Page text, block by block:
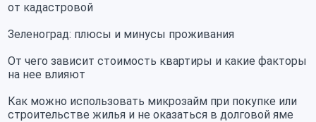
от кадастровой
Зеленоград: плюсы и минусы проживания
От чего зависит стоимость квартиры и какие факторы
на нее влияют
Как можно использовать микрозайм при покупке или
строительстве жилья и не оказаться в долговой яме